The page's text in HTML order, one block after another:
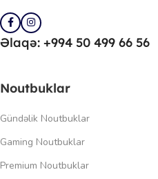
Əlaqə: +994 50 499 66 56
Noutbuklar
Gündəlik Noutbuklar
Gaming Noutbuklar
Premium Noutbuklar